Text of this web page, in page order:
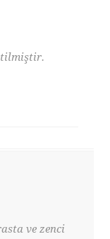
ve zenci